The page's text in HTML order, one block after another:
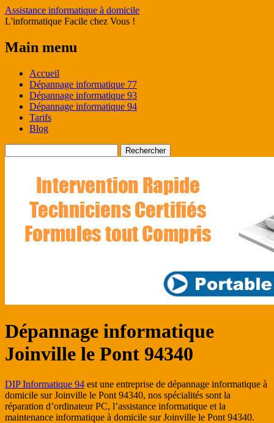
Assistance informatique à domicile
L'informatique Facile chez Vous !
Main menu
Skip
content
Accueil
Dépannage informatique 77
Dépannage informatique 93
Dépannage informatique 94
Tarifs
Blog
Dépannage informatique
Joinville le Pont 94340
DIP Informatique 94 est une entreprise de dépannage informatique à
domicile sur Joinville le Pont 94340, nos spécialités sont la
réparation d’ordinateur PC, l’assistance informatique et la
maintenance informatique à domicile sur Joinville le Pont 94340.